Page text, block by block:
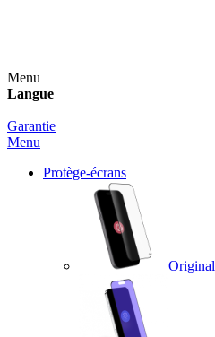
Menu
Langue
Garantie
Menu
Protège-écrans
Original